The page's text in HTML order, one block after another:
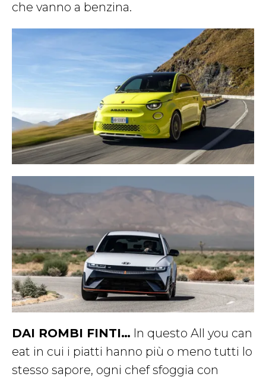
che vanno a benzina.
DAI ROMBI FINTI… In questo All you can
eat in cui i piatti hanno più o meno tutti lo
stesso sapore, ogni chef sfoggia con